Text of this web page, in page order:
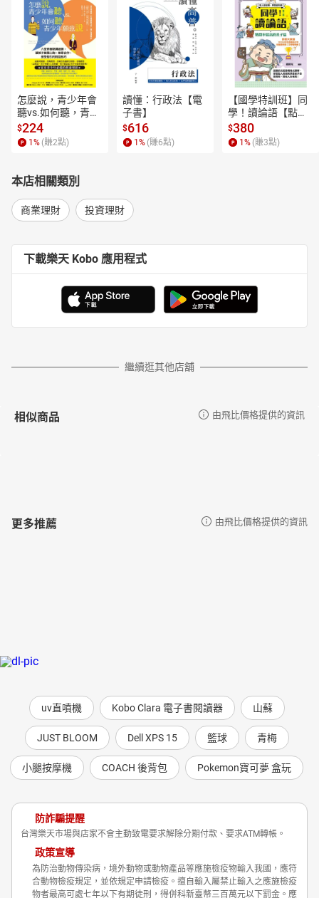
怎麼說，青少年會
聽vs.如何聽，青少
年願意說【電子
書】
$224
1 % (賺2點)
讀懂：行政法【電
子書】
$616
1 % (賺6點)
【國學特訓班】同
學！讀論語【點閱
率最高的孔子篇】
逗趣的文配圖情境
式講解，學習聖人
$380
1 % (賺3點)
本店相關類別
商業理財 投資理財
下載樂天 Kobo 應用程式
繼續逛其他店舖
相似商品 由飛比價格提供的資訊
更多推薦 由飛比價格提供的資訊
uv直噴機 Kobo Clara 電子書閱讀器 山蘇
JUST BLOOM Dell XPS 15 籃球 青梅
小腿按摩機 COACH 後背包 Pokemon寶可夢 盒玩
防詐騙提醒
台灣樂天市場與店家不會主動致電要求解除分期付款、要求ATM轉帳。
政策宣導
為防治動物傳染病，境外動物或動物產品等應施檢疫物輸入我國，應符
合動物檢疫規定，並依規定申請檢疫。擅自輸入屬禁止輸入之應施檢疫
物者最高可處七年以下有期徒刑，得併科新臺幣三百萬元以下罰金。應